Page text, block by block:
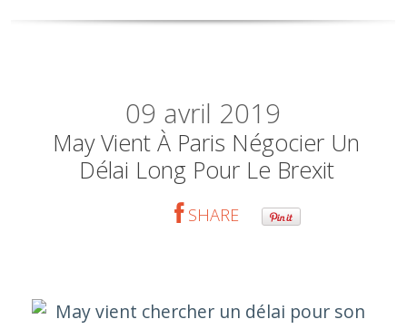
09 avril 2019
May Vient À Paris Négocier Un
Délai Long Pour Le Brexit
SHARE